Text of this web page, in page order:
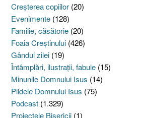
Creşterea copiilor (20)
Evenimente (128)
Familie, căsătorie (20)
Foaia Creştinului (426)
Gândul zilei (19)
Întâmplări, ilustraţii, fabule (15)
Minunile Domnului Isus (14)
Pildele Domnului Isus (75)
Podcast (1.329)
Proiectele Bisericii (1)